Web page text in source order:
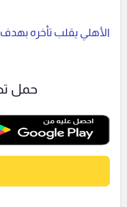
الأهلي يقلب تأخره بهدف
حمل